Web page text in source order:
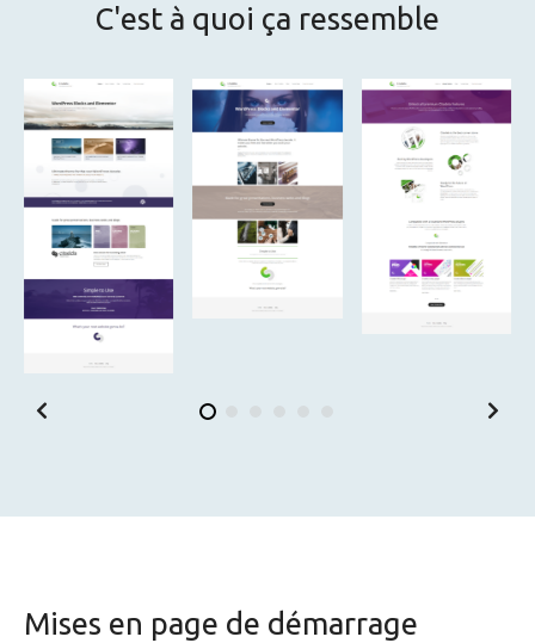
C'est à quoi ça ressemble
Mises en page de démarrage